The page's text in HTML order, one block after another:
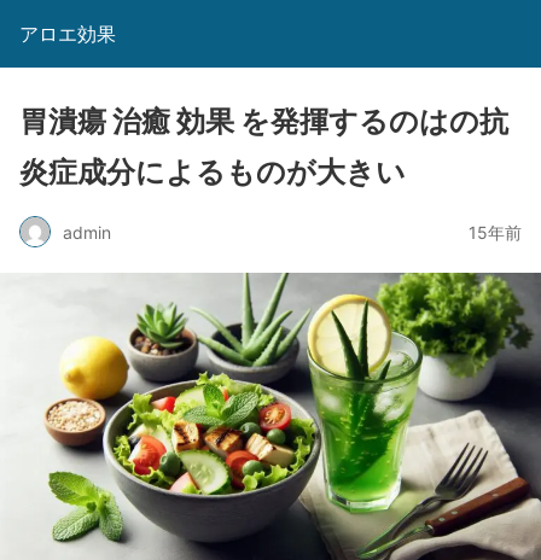
アロエ効果
胃潰瘍 治癒 効果 を発揮するのはの抗
炎症成分によるものが大きい
admin 15年前